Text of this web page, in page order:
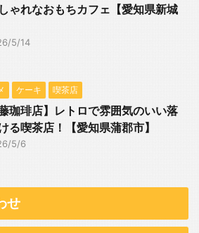
ゃれなおもちカフェ【愛知県新城
5/14
ケーキ 喫茶店
藤珈琲店】レトロで雰囲気のいい落
る喫茶店！【愛知県蒲郡市】
5/6
せ